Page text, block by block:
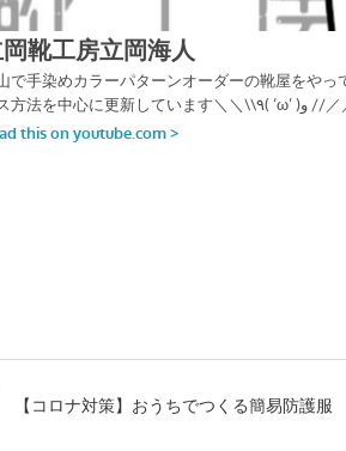
【コロナ対策】おうちでつくる簡易防護服